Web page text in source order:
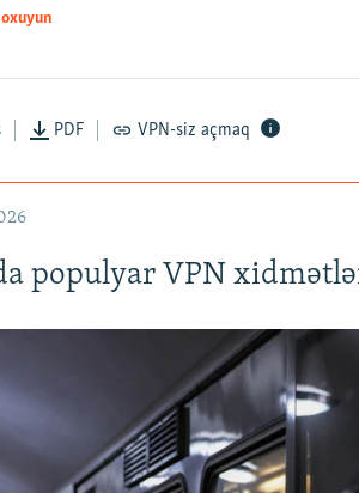
PDF VPN-siz açmaq
populyar VPN